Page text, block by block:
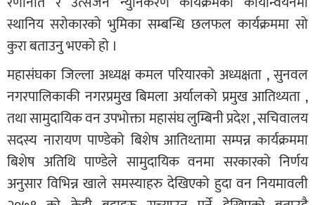
स्थानिय सरोकारको भुमिका सम्बन्धि छलफल कार्यक्रममा सो
कुरा बताउनु भएको हो ।
महासंघका जिल्ला अध्यक्ष कमल परियारको अध्यक्षता , सुनवल
नगरपालिकाकी नगरप्रमुख बिमला अर्यालको प्रमुख आतिथ्यता ,
तथा सामुदायिक वन उपभोक्ता महासंघ लुम्बिनी प्रदेश , सचिवालय
सदस्य नारायण पाण्डेको बिशेष आतिथ्तामा सम्पन्न कार्यक्रममा
बिशेष अतिथि पाण्डेले सामुदायिक वनमा सरकारको निर्णय
अनुसार विभिन्न खाले समस्याहरु देखिएको हुदा वन नियमावली